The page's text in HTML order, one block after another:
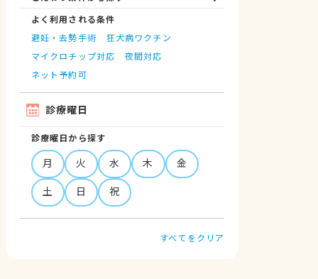
よく利用される条件
避妊・去勢手術
狂犬病ワクチン
マイクロチップ対応
夜間対応
ネット予約可
診療曜日
診療曜日から探す
月 火 水 木
金
土
日 祝
すべてをクリア